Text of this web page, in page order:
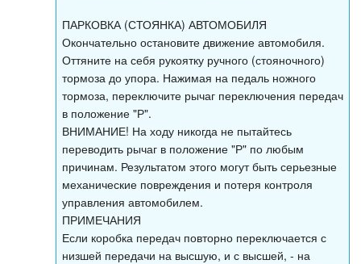
ПАРКОВКА (СТОЯНКА) АВТОМОБИЛЯ
Окончательно остановите движение автомобиля.
Оттяните на себя рукоятку ручного (стояночного)
тормоза до упора. Нажимая на педаль ножного
тормоза, переключите рычаг переключения передач
в положение "Р".
ВНИМАНИЕ! На ходу никогда не пытайтесь
переводить рычаг в положение "Р" по любым
причинам. Результатом этого могут быть серьезные
механические повреждения и потеря контроля
управления автомобилем.
ПРИМЕЧАНИЯ
Если коробка передач повторно переключается с
низшей передачи на высшую, и с высшей, - на